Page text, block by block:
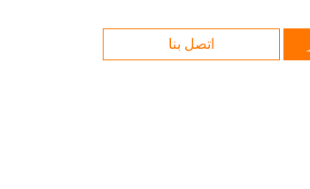
اتصل بنا